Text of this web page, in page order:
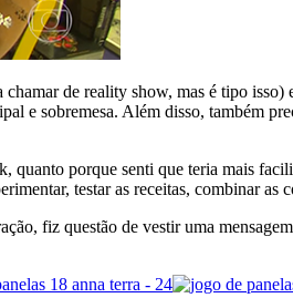
de reality show, mas é tipo
e sobremesa. Além disso, também
quanto porque senti que teria mais
testar as receitas, combinar as
fiz questão de vestir uma